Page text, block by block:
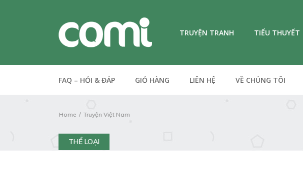
TRUYỆN TRANH TIỂU THUYẾT
FAQ – HỎI & ĐÁP GIỎ HÀNG LIÊN HỆ VỀ CHÚNG TÔI
Home Truyện Việt Nam
THỂ LOẠI